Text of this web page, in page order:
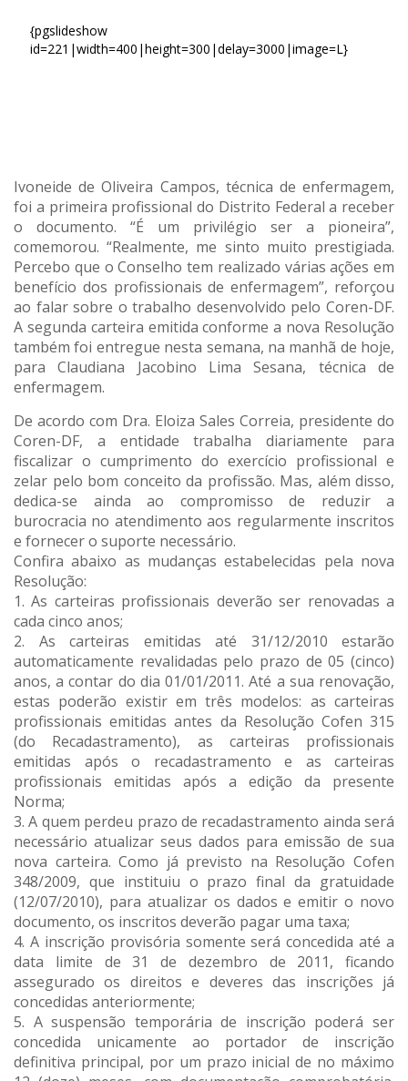
{pgslideshow
id=221|width=400|height=300|delay=3000|image=L}
Ivoneide de Oliveira Campos, técnica de enfermagem,
foi a primeira profissional do Distrito Federal a receber
o documento. “É um privilégio ser a pioneira”,
comemorou. “Realmente, me sinto muito prestigiada.
Percebo que o Conselho tem realizado várias ações em
benefício dos profissionais de enfermagem”, reforçou
ao falar sobre o trabalho desenvolvido pelo Coren-DF.
A segunda carteira emitida conforme a nova Resolução
também foi entregue nesta semana, na manhã de hoje,
para Claudiana Jacobino Lima Sesana, técnica de
enfermagem.
De acordo com Dra. Eloiza Sales Correia, presidente do
Coren-DF, a entidade trabalha diariamente para
fiscalizar o cumprimento do exercício profissional e
zelar pelo bom conceito da profissão. Mas, além disso,
dedica-se ainda ao compromisso de reduzir a
burocracia no atendimento aos regularmente inscritos
e fornecer o suporte necessário.
Confira abaixo as mudanças estabelecidas pela nova
Resolução:
1. As carteiras profissionais deverão ser renovadas a
cada cinco anos;
2. As carteiras emitidas até 31/12/2010 estarão
automaticamente revalidadas pelo prazo de 05 (cinco)
anos, a contar do dia 01/01/2011. Até a sua renovação,
estas poderão existir em três modelos: as carteiras
profissionais emitidas antes da Resolução Cofen 315
(do Recadastramento), as carteiras profissionais
emitidas após o recadastramento e as carteiras
profissionais emitidas após a edição da presente
Norma;
3. A quem perdeu prazo de recadastramento ainda será
necessário atualizar seus dados para emissão de sua
nova carteira. Como já previsto na Resolução Cofen
348/2009, que instituiu o prazo final da gratuidade
(12/07/2010), para atualizar os dados e emitir o novo
documento, os inscritos deverão pagar uma taxa;
4. A inscrição provisória somente será concedida até a
data limite de 31 de dezembro de 2011, ficando
assegurado os direitos e deveres das inscrições já
concedidas anteriormente;
5. A suspensão temporária de inscrição poderá ser
concedida unicamente ao portador de inscrição
definitiva principal, por um prazo inicial de no máximo